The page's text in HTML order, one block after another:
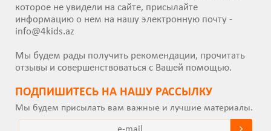
которое не увидели на сайте, присылайте
информацию о нем на нашу электронную почту -
info@4kids.az
Мы будем рады получить рекомендации, прочитать
отзывы и совершенствоваться с Вашей помощью.
ПОДПИШИТEСЬ НА НАШУ РАССЫЛКУ
Мы будем присылать вам важные и лучшие материалы.